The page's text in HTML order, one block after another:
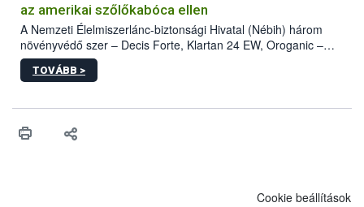
az amerikai szőlőkabóca ellen
A Nemzeti Élelmiszerlánc-biztonsági Hivatal (Nébih) három
növényvédő szer – Decis Forte, Klartan 24 EW, Oroganic –
engedélyokiratát módosította, így azok a szüretet követően,
egészen a vesszőérettség (BBCH 91) stádiumáig
érésű szőlőkben is legyen lehetőség a károsító elleni további
felhasználók számára is elérhető és ökológiai termesztésben is
TOVÁBB >
Cookie beállítások